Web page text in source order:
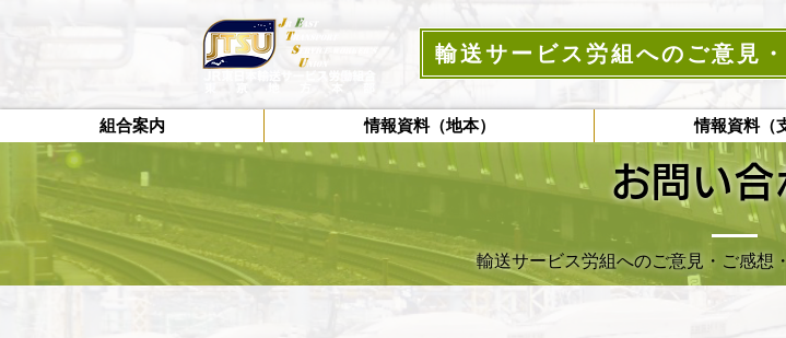
輸送サービス労組へのご意見
組合案内 情報資料（地本） 情報資料（
お問い合
輸送サービス労組へのご意見・ご感想